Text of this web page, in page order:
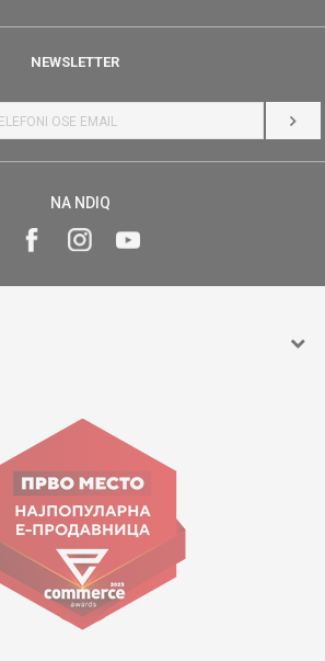
NEWSLETTER
HYR
NA NDIQ
Goce Nikolovski 74 Shkup
contact@mytime.mk
Orari i punës:
09:00 - 17:00